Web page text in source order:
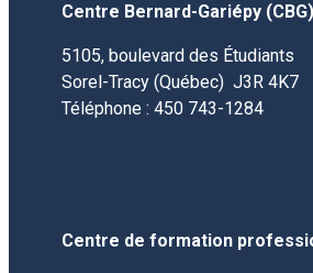
Centre Bernard-Gariépy (CBG)
5105, boulevard des Étudiants
Sorel-Tracy (Québec) J3R 4K7
Téléphone : 450 743-1284
Centre de formation